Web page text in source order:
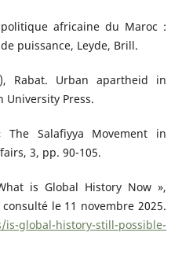
africaine du Maroc :
puissance, Leyde, Brill.
Rabat. Urban apartheid in
University Press.
Salafiyya Movement in
3, pp. 90-105.
is Global History Now »,
le 11 novembre 2025.
is-global-history-still-possible-